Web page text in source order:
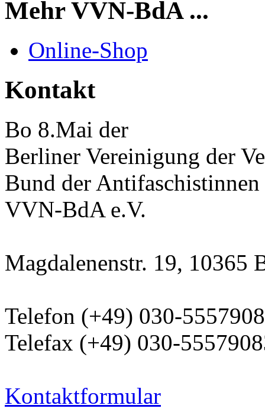
Mehr VVN-BdA ...
Online-Shop
Kontakt
Bo 8.Mai der
Berliner Vereinigung der
Bund der
VVN-BdA e.V.
Magdalenenstr. 19, 10365
Telefon (+49) 030-
Telefax (+49) 030-
Kontaktformular